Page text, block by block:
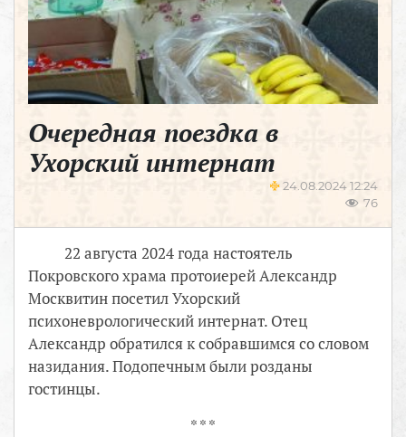
Очередная поездка в
Ухорский интернат
24.08.2024 12:24
76
22 августа 2024 года настоятель
Покровского храма протоиерей Александр
Москвитин посетил Ухорский
психоневрологический интернат. Отец
Александр обратился к собравшимся со словом
назидания. Подопечным были розданы
гостинцы.
* * *